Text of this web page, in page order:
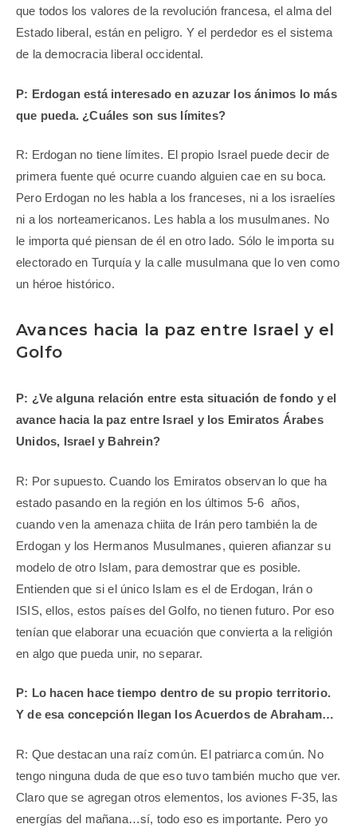
que todos los valores de la revolución francesa, el alma del
Estado liberal, están en peligro. Y el perdedor es el sistema
de la democracia liberal occidental.
P: Erdogan está interesado en azuzar los ánimos lo más
que pueda. ¿Cuáles son sus límites?
R: Erdogan no tiene límites. El propio Israel puede decir de
primera fuente qué ocurre cuando alguien cae en su boca.
Pero Erdogan no les habla a los franceses, ni a los israelíes
ni a los norteamericanos. Les habla a los musulmanes. No
le importa qué piensan de él en otro lado. Sólo le importa su
electorado en Turquía y la calle musulmana que lo ven como
un héroe histórico.
Avances hacia la paz entre Israel y el
Golfo
P: ¿Ve alguna relación entre esta situación de fondo y el
avance hacia la paz entre Israel y los Emiratos Árabes
Unidos, Israel y Bahrein?
R: Por supuesto. Cuando los Emiratos observan lo que ha
estado pasando en la región en los últimos 5-6 años,
cuando ven la amenaza chiita de Irán pero también la de
Erdogan y los Hermanos Musulmanes, quieren afianzar su
modelo de otro Islam, para demostrar que es posible.
Entienden que si el único Islam es el de Erdogan, Irán o
ISIS, ellos, estos países del Golfo, no tienen futuro. Por eso
tenían que elaborar una ecuación que convierta a la religión
en algo que pueda unir, no separar.
P: Lo hacen hace tiempo dentro de su propio territorio.
Y de esa concepción llegan los Acuerdos de Abraham…
R: Que destacan una raíz común. El patriarca común. No
tengo ninguna duda de que eso tuvo también mucho que ver.
Claro que se agregan otros elementos, los aviones F-35, las
energías del mañana…sí, todo eso es importante. Pero yo